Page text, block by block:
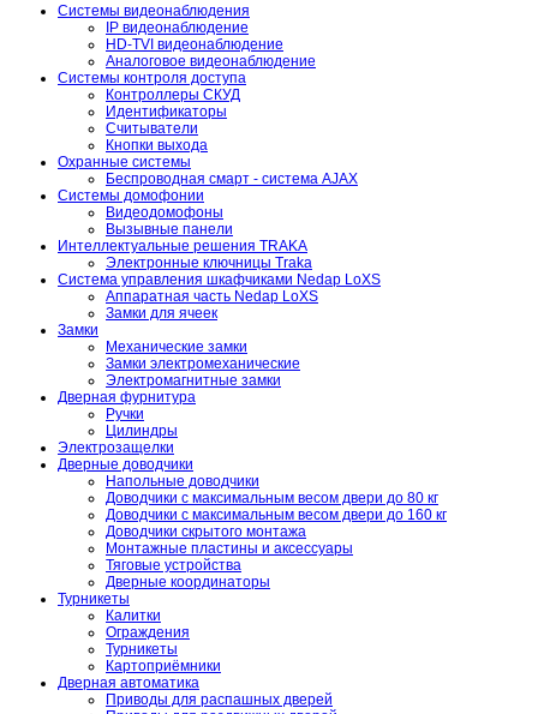
Системы видеонаблюдения
IP видеонаблюдение
HD-TVI видеонаблюдение
Аналоговое видеонаблюдение
Системы контроля доступа
Контроллеры СКУД
Идентификаторы
Считыватели
Кнопки выхода
Охранные системы
Беспроводная смарт - система AJAX
Системы домофонии
Видеодомофоны
Вызывные панели
Интеллектуальные решения TRAKA
Электронные ключницы Traka
Система управления шкафчиками Nedap LoXS
Аппаратная часть Nedap LoXS
Замки для ячеек
Замки
Механические замки
Замки электромеханические
Электромагнитные замки
Дверная фурнитура
Ручки
Цилиндры
Электрозащелки
Дверные доводчики
Напольные доводчики
Доводчики с максимальным весом двери до 80 кг
Доводчики с максимальным весом двери до 160 кг
Доводчики скрытого монтажа
Монтажные пластины и аксессуары
Тяговые устройства
Дверные координаторы
Турникеты
Калитки
Ограждения
Турникеты
Картоприёмники
Дверная автоматика
Приводы для распашных дверей